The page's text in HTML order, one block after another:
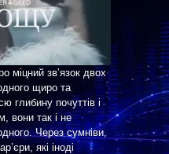
міцний звʼязок двох
щиро та
глибину почуттів і
вони так і не
Через сумніви,
які іноді